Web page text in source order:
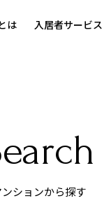
は 入居者サービス
ンションから探す